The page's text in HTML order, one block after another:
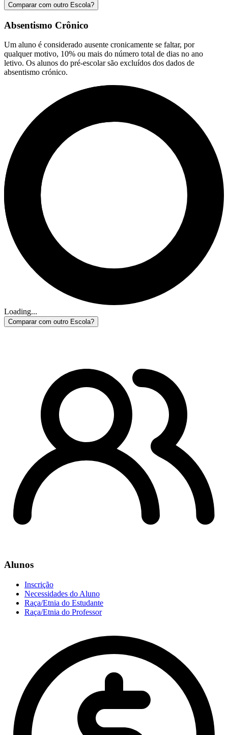
Comparar com outro Escola?
Absentismo Crônico
Um aluno é considerado ausente cronicamente se faltar, por
qualquer motivo, 10% ou mais do número total de dias no ano
letivo. Os alunos do pré-escolar são excluídos dos dados de
absentismo crónico.
Loading...
Comparar com outro Escola?
Alunos
Inscrição
Necessidades do Aluno
Raça/Etnia do Estudante
Raça/Etnia do Professor